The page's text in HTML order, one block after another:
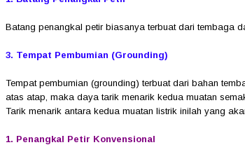
Batang penangkal petir biasanya terbuat dari tembaga
3. Tempat Pembumian (Grounding)
Tempat pembumian (grounding) terbuat dari bahan
atas atap, maka daya tarik menarik kedua muatan
Tarik menarik antara kedua muatan listrik inilah yang
1. Penangkal Petir Konvensional